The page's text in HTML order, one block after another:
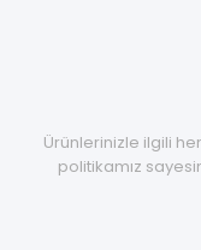
Ürünlerinizle ilgili
politikamız